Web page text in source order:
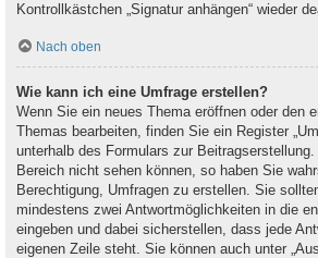
Kontrollkästchen „Signatur anhängen“ wieder
Nach oben
Wie kann ich eine Umfrage erstellen?
Wenn Sie ein neues Thema eröffnen oder den
Themas bearbeiten, finden Sie ein Register
unterhalb des Formulars zur
Bereich nicht sehen können, so haben Sie
Berechtigung, Umfragen zu erstellen. Sie
mindestens zwei Antwortmöglichkeiten in die
eingeben und dabei sicherstellen, dass jede
eigenen Zeile steht. Sie können auch unter